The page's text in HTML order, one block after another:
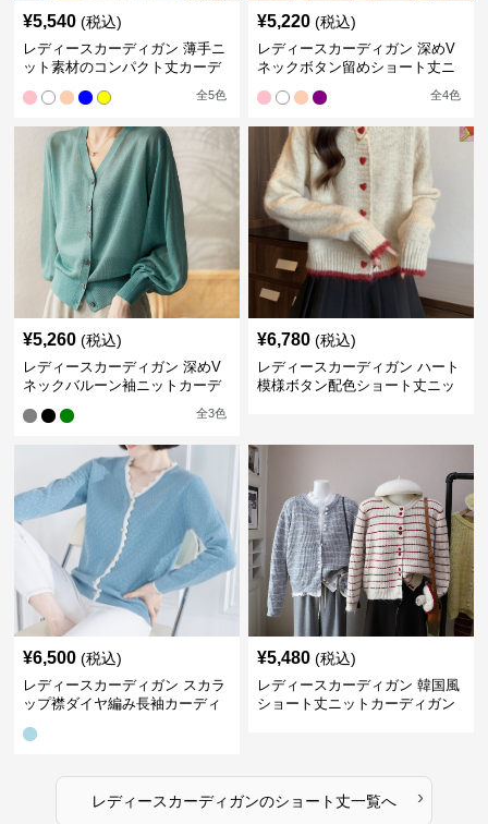
¥5,540 (税込)
レディースカーディガン 薄手ニ
ット素材のコンパクト丈カーデ
全5色
¥5,220 (税込)
レディースカーディガン 深めV
ネックボタン留めショート丈ニ
全4色
¥5,260 (税込)
レディースカーディガン 深めV
ネックバルーン袖ニットカーデ
全3色
¥6,780 (税込)
レディースカーディガン ハート
模様ボタン配色ショート丈ニッ
¥6,500 (税込)
レディースカーディガン スカラ
ップ襟ダイヤ編み長袖カーディ
¥5,480 (税込)
レディースカーディガン 韓国風
ショート丈ニットカーディガン
レディースカーディガンのショート丈一覧へ ›